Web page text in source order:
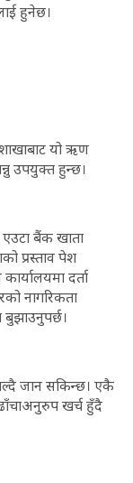
हुनेछ।
यो ऋण
उपयुक्त हुन्छ।
एउटा बैंक खाता
प्रस्ताव पेश
दर्ता
नागरिकता
जान सकिन्छ। एकै
खर्च हुँदै